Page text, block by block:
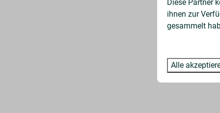
Diese Partner
ihnen zur
gesammelt
Alle